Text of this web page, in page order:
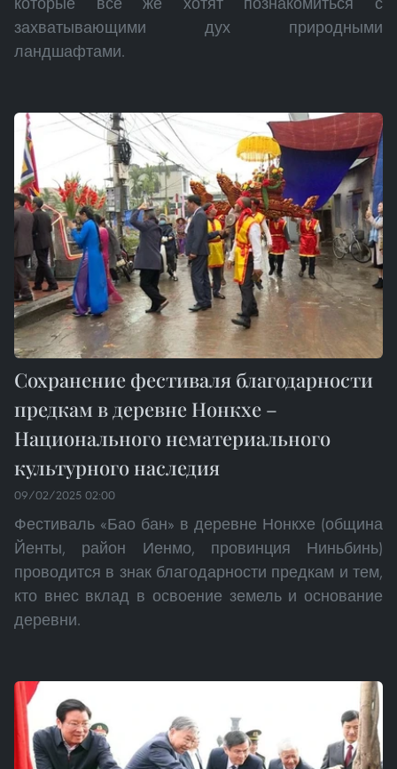
захватывающими дух природными
ландшафтами.
Сохранение фестиваля благодарности
предкам в деревне Нонкхе –
Национального нематериального
культурного наследия
09/02/2025 02:00
Фестиваль «Бао бан» в деревне Нонкхе (община
Йенты, район Иенмо, провинция Ниньбинь)
проводится в знак благодарности предкам и тем,
кто внес вклад в освоение земель и основание
деревни.